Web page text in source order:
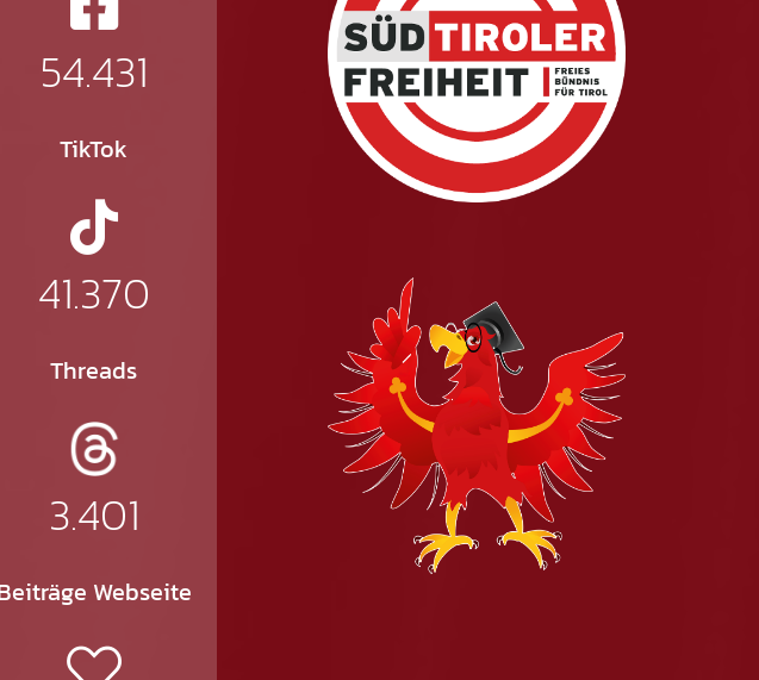
54.431
TikTok
41.370
Threads
3.401
Webseite